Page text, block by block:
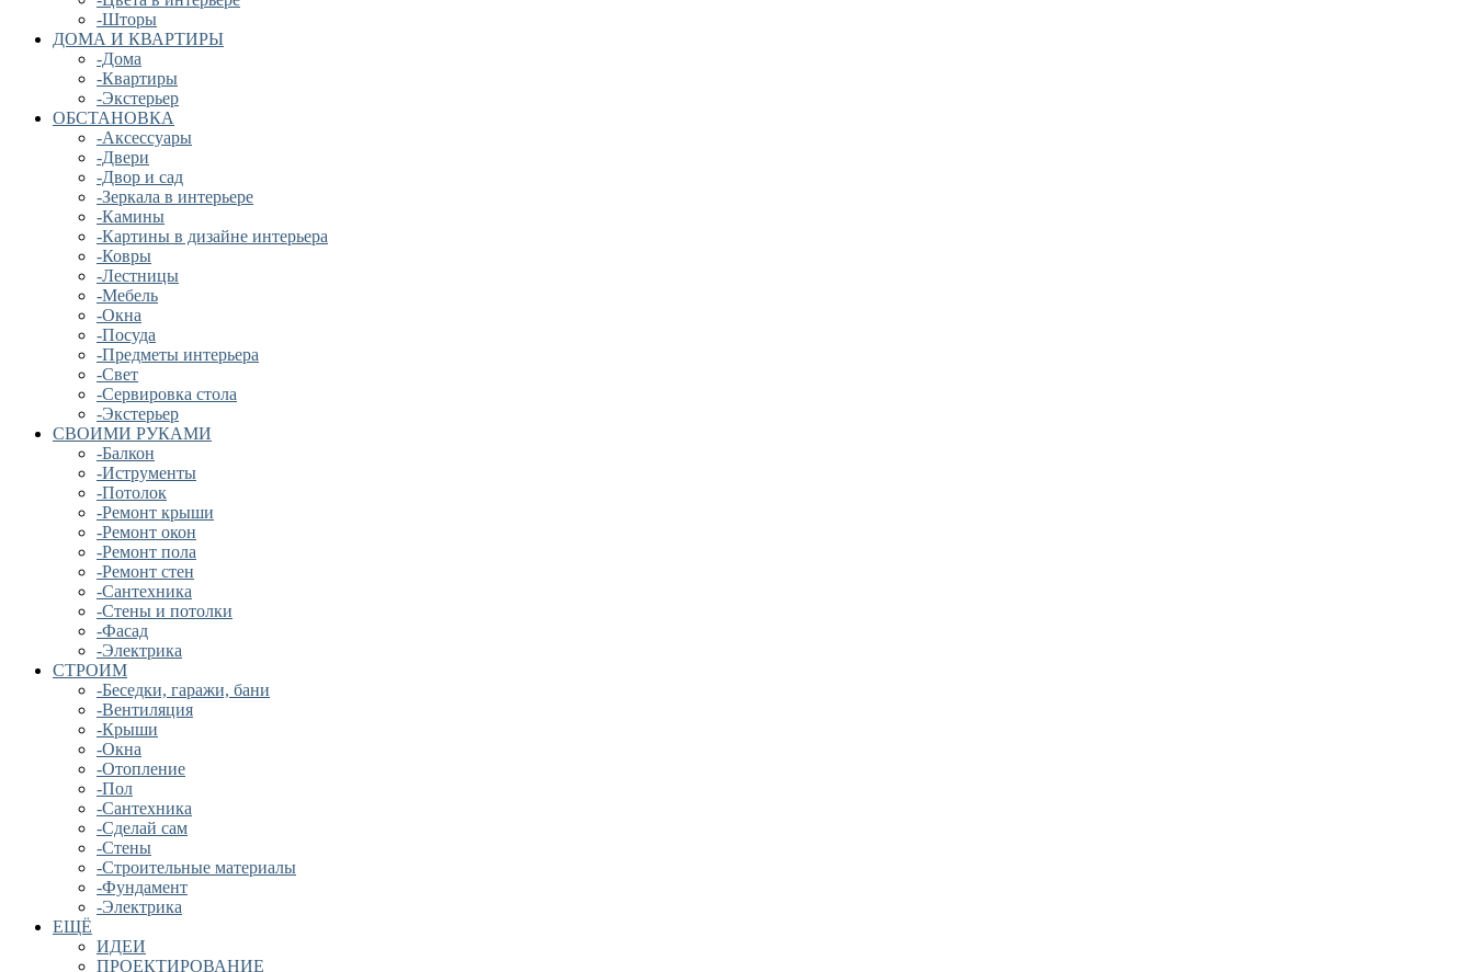
-Шторы
ДОМА И КВАРТИРЫ
-Дома
-Квартиры
-Экстерьер
ОБСТАНОВКА
-Аксессуары
-Двери
-Двор и сад
-Зеркала в интерьере
-Камины
-Картины в дизайне интерьера
-Ковры
-Лестницы
-Мебель
-Окна
-Посуда
-Предметы интерьера
-Свет
-Сервировка стола
-Экстерьер
СВОИМИ РУКАМИ
-Балкон
-Иструменты
-Потолок
-Ремонт крыши
-Ремонт окон
-Ремонт пола
-Ремонт стен
-Сантехника
-Стены и потолки
-Фасад
-Электрика
СТРОИМ
-Беседки, гаражи, бани
-Вентиляция
-Крыши
-Окна
-Отопление
-Пол
-Сантехника
-Сделай сам
-Стены
-Строительные материалы
-Фундамент
-Электрика
ЕЩЁ
ИДЕИ
ПРОЕКТИРОВАНИЕ